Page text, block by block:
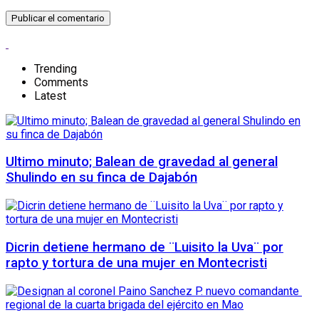
Trending
Comments
Latest
Ultimo minuto; Balean de gravedad al general
Shulindo en su finca de Dajabón
Dicrin detiene hermano de ¨Luisito la Uva¨ por
rapto y tortura de una mujer en Montecristi